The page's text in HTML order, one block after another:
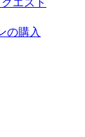
エスト
の購入